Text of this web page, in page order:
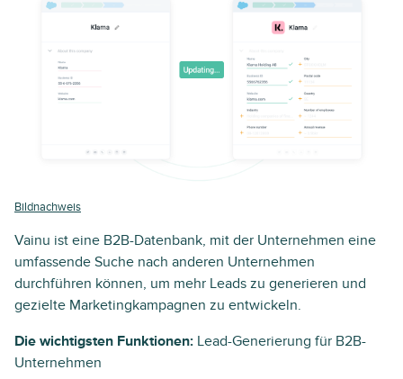
Bildnachweis
Vainu ist eine B2B-Datenbank, mit der Unternehmen eine
umfassende Suche nach anderen Unternehmen
durchführen können, um mehr Leads zu generieren und
gezielte Marketingkampagnen zu entwickeln.
Die wichtigsten Funktionen: Lead-Generierung für B2B-
Unternehmen